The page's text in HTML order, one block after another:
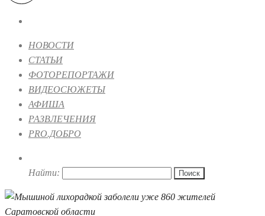
НОВОСТИ
СТАТЬИ
ФОТОРЕПОРТАЖИ
ВИДЕОСЮЖЕТЫ
АФИША
РАЗВЛЕЧЕНИЯ
PRO.ДОБРО
Найти: